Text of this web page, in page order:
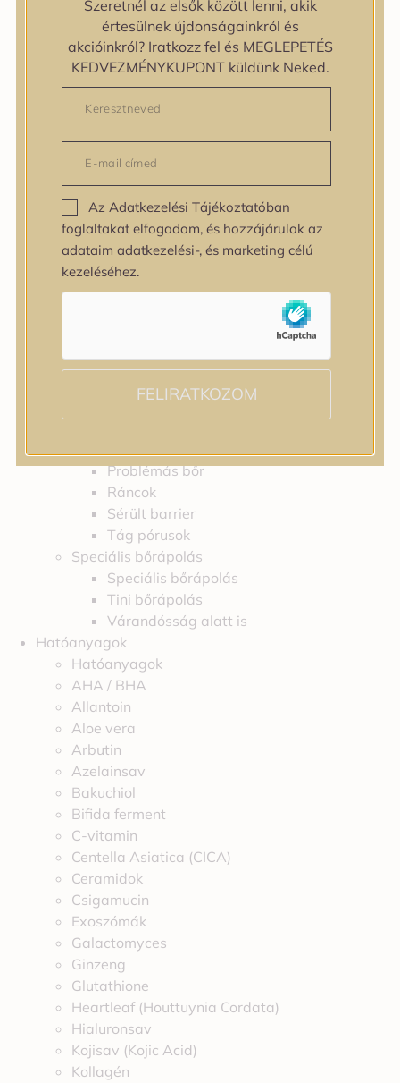
zipiderm
Bőrállapot
Bőrállapot
Bőrtípus
Bőrtípus
Kombinált
Száraz
Zsíros
Bőrprobléma
Bőrprobléma
Bőrpír
Dehidratált bőr
Érzékeny bőr
Fakóság
Problémás bőr
Ráncok
Sérült barrier
Tág pórusok
Speciális bőrápolás
Speciális bőrápolás
Tini bőrápolás
Várandósság alatt is
Hatóanyagok
Hatóanyagok
AHA / BHA
Allantoin
Aloe vera
Arbutin
Azelainsav
Bakuchiol
Bifida ferment
C-vitamin
Centella Asiatica (CICA)
Ceramidok
Csigamucin
Exoszómák
Galactomyces
Ginzeng
Glutathione
Heartleaf (Houttuynia Cordata)
Hialuronsav
Kojisav (Kojic Acid)
Kollagén
Szeretnél az elsők között lenni, akik
értesülnek újdonságainkról és
akcióinkról? Iratkozz fel és MEGLEPETÉS
KEDVEZMÉNYKUPONT küldünk Neked.
Az Adatkezelési Tájékoztatóban
foglaltakat elfogadom, és hozzájárulok az
adataim adatkezelési-, és marketing célú
kezeléséhez.
FELIRATKOZOM